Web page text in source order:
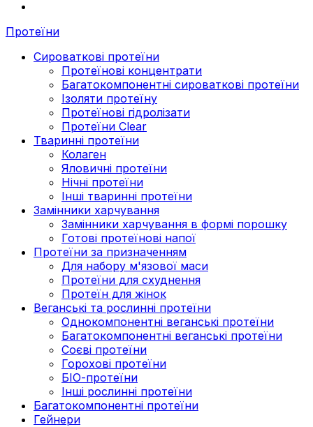
Протеїни
Сироваткові протеїни
Протеїнові концентрати
Багатокомпонентні сироваткові протеїни
Ізоляти протеїну
Протеїнові гідролізати
Протеїни Clear
Тваринні протеїни
Колаген
Яловичні протеїни
Нічні протеїни
Інші тваринні протеїни
Замінники харчування
Замінники харчування в формі порошку
Готові протеїнові напої
Протеїни за призначенням
Для набору м'язової маси
Протеїни для схуднення
Протеїн для жінок
Веганські та рослинні протеїни
Однокомпонентні веганські протеїни
Багатокомпонентні веганські протеїни
Cоєві протеїни
Горохові протеїни
БІО-протеїни
Інші рослинні протеїни
Багатокомпонентні протеїни
Гейнери